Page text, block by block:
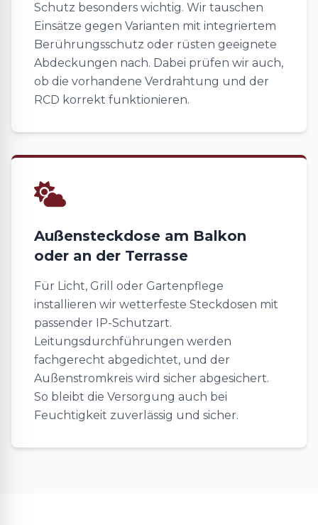
Schutz besonders wichtig. Wir tauschen
Einsätze gegen Varianten mit integriertem
Berührungsschutz oder rüsten geeignete
Abdeckungen nach. Dabei prüfen wir auch,
ob die vorhandene Verdrahtung und der
RCD korrekt funktionieren.
Außensteckdose am Balkon
oder an der Terrasse
Für Licht, Grill oder Gartenpflege
installieren wir wetterfeste Steckdosen mit
passender IP-Schutzart.
Leitungsdurchführungen werden
fachgerecht abgedichtet, und der
Außenstromkreis wird sicher abgesichert.
So bleibt die Versorgung auch bei
Feuchtigkeit zuverlässig und sicher.